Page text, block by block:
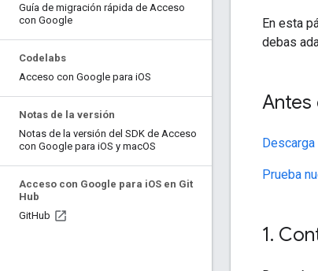
Guía de migración rápida de Acceso
con Google
Codelabs
Acceso con Google para iOS
Notas de la versión
Notas de la versión del SDK de Acceso
con Google para iOS y macOS
Acceso con Google para iOS en Git
Hub
GitHub
En esta
debas
Antes
Prueba
1.